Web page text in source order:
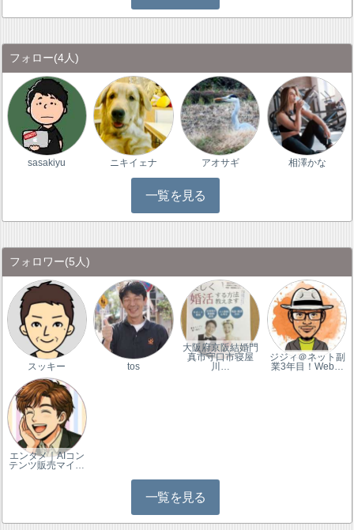
フォロー(4人)
sasakiyu ニキイェナ アオサギ 相澤かな
一覧を見る
フォロワー(5人)
スッキー tos
大阪府京阪結婚門
真市守口市寝屋
川…
ジジィ＠ネット副
業3年目！Web…
エンタメ｜AIコン
テンツ販売マイ…
一覧を見る